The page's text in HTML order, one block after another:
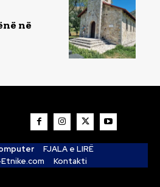
në
FJALA e LIRË
Kontakti